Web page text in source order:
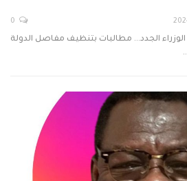
الجدد... مطالبات بتنظيف مفاصل الدولة